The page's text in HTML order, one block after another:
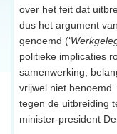
over het feit dat
dus het argument
genoemd (‘
politieke implicaties
samenwerking,
vrijwel niet
tegen de uitbreiding
minister-president